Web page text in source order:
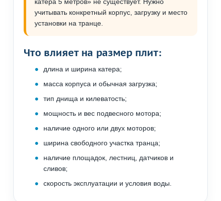
учитывать конкретный корпус, загрузку и место
установки на транце.
Что влияет на размер плит:
длина и ширина катера;
масса корпуса и обычная загрузка;
тип днища и килеватость;
мощность и вес подвесного мотора;
наличие одного или двух моторов;
ширина свободного участка транца;
наличие площадок, лестниц, датчиков и
сливов;
скорость эксплуатации и условия воды.